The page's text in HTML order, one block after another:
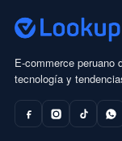
E-commerce peruano
tecnología y